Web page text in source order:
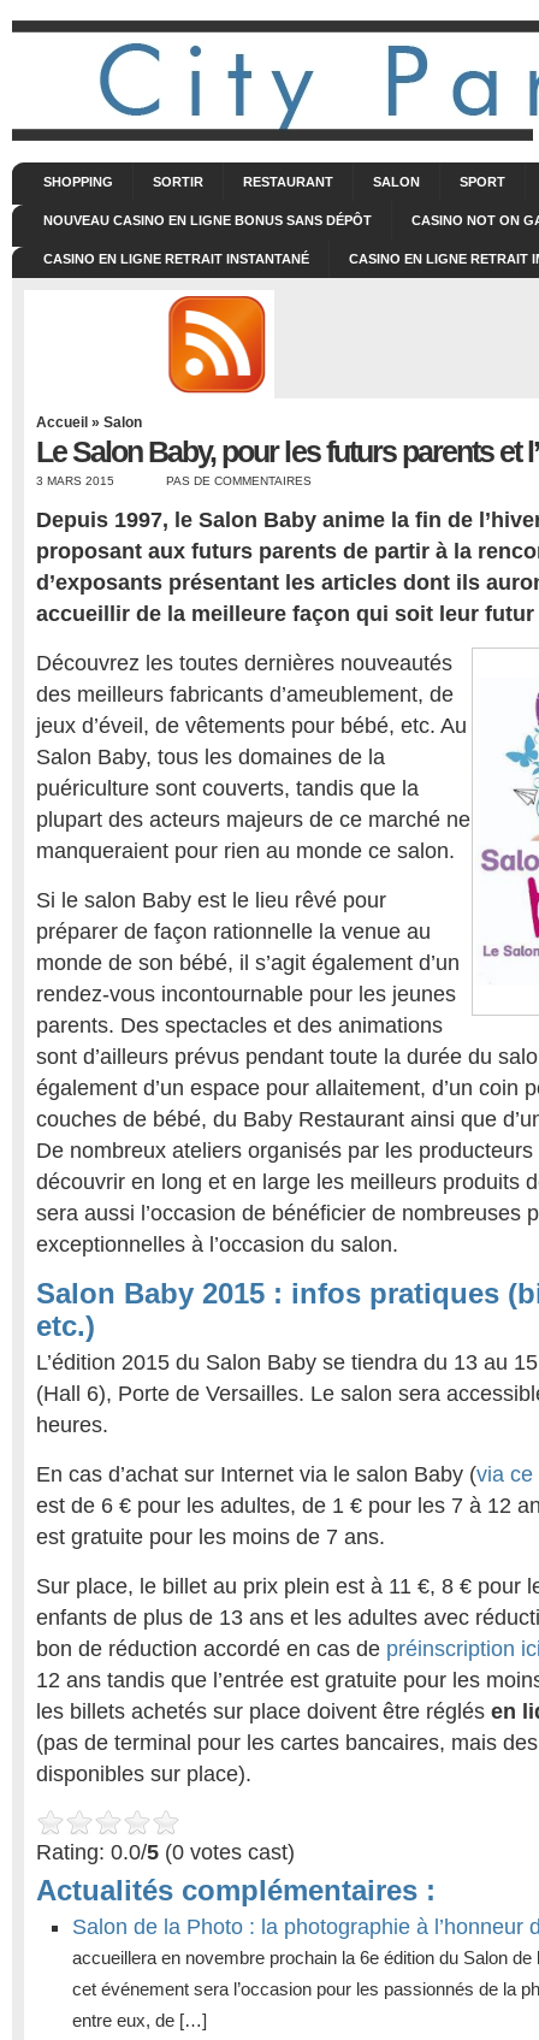
SHOPPING SORTIR RESTAURANT SALON SPORT
NOUVEAU CASINO EN LIGNE BONUS SANS DÉPÔT CASINO NOT ON
CASINO EN LIGNE RETRAIT INSTANTANÉ CASINO EN LIGNE RETRAIT
Accueil » Salon
Le Salon Baby, pour les futurs parents et
3 MARS 2015 PAS DE COMMENTAIRES
Depuis 1997, le Salon Baby anime la fin de
proposant aux futurs parents de partir à la
d’exposants présentant les articles dont ils
accueillir de la meilleure façon qui soit leur futur
Découvrez les toutes dernières nouveautés
des meilleurs fabricants d’ameublement, de
jeux d’éveil, de vêtements pour bébé, etc. Au
Salon Baby, tous les domaines de la
puériculture sont couverts, tandis que la
plupart des acteurs majeurs de ce marché ne
manqueraient pour rien au monde ce salon.
Si le salon Baby est le lieu rêvé pour
préparer de façon rationnelle la venue au
monde de son bébé, il s’agit également d’un
rendez-vous incontournable pour les jeunes
parents. Des spectacles et des animations
sont d’ailleurs prévus pendant toute la durée du
également d’un espace pour allaitement, d’un coin
couches de bébé, du Baby Restaurant ainsi que
De nombreux ateliers organisés par les
découvrir en long et en large les meilleurs produits
sera aussi l’occasion de bénéficier de nombreuses
exceptionnelles à l’occasion du salon.
Salon Baby 2015 : infos pratiques
etc.)
L’édition 2015 du Salon Baby se tiendra du 13 au
(Hall 6), Porte de Versailles. Le salon sera
heures.
En cas d’achat sur Internet via le salon Baby (via ce
est de 6 € pour les adultes, de 1 € pour les 7 à 12
est gratuite pour les moins de 7 ans.
Sur place, le billet au prix plein est à 11 €, 8 € pour
enfants de plus de 13 ans et les adultes avec
bon de réduction accordé en cas de préinscription
12 ans tandis que l’entrée est gratuite pour les
les billets achetés sur place doivent être réglés en
(pas de terminal pour les cartes bancaires, mais
disponibles sur place).
Rating: 0.0/5 (0 votes cast)
Actualités complémentaires :
Salon de la Photo : la photographie à l’honneur
accueillera en novembre prochain la 6e édition du Salon
cet événement sera l’occasion pour les passionnés de la
entre eux, de […]